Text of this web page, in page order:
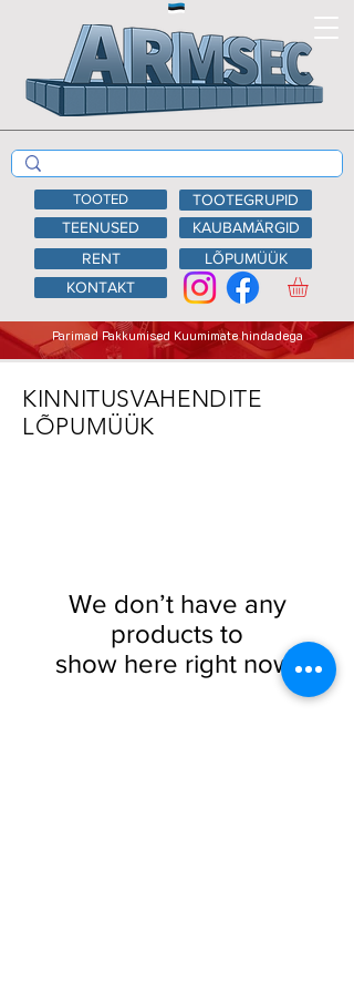
TEENUSED
KAUBAMÄRGID
RENT
LÕPUMÜÜK
KONTAKT
Parimad Pakkumised Kuumimate hindadega
TOOTED TOOTEGRUPID
KINNITUSVAHENDITE
LÕPUMÜÜK
We don’t have any
products to
show here right now.